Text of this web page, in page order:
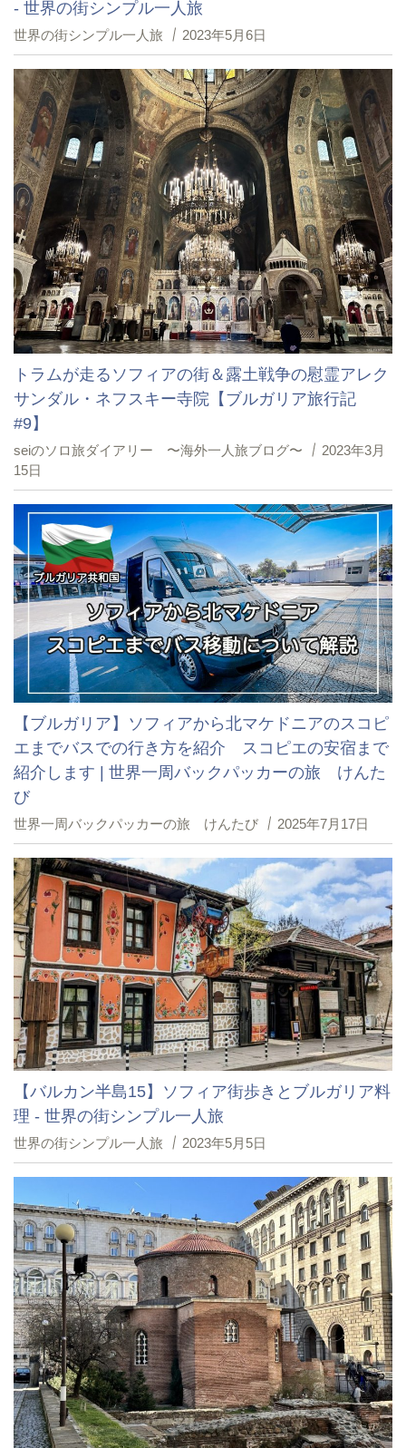
- 世界の街シンプル一人旅
世界の街シンプル一人旅 2023年5月6日
トラムが走るソフィアの街＆露土戦争の慰霊アレク
サンダル・ネフスキー寺院【ブルガリア旅行記
#9】
seiのソロ旅ダイアリー 〜海外一人旅ブログ〜
2023年3月
15日
【ブルガリア】ソフィアから北マケドニアのスコピ
エまでバスでの行き方を紹介 スコピエの安宿まで
紹介します | 世界一周バックパッカーの旅 けんた
び
世界一周バックパッカーの旅 けんたび 2025年7月17日
【バルカン半島15】ソフィア街歩きとブルガリア料
理 - 世界の街シンプル一人旅
世界の街シンプル一人旅 2023年5月5日